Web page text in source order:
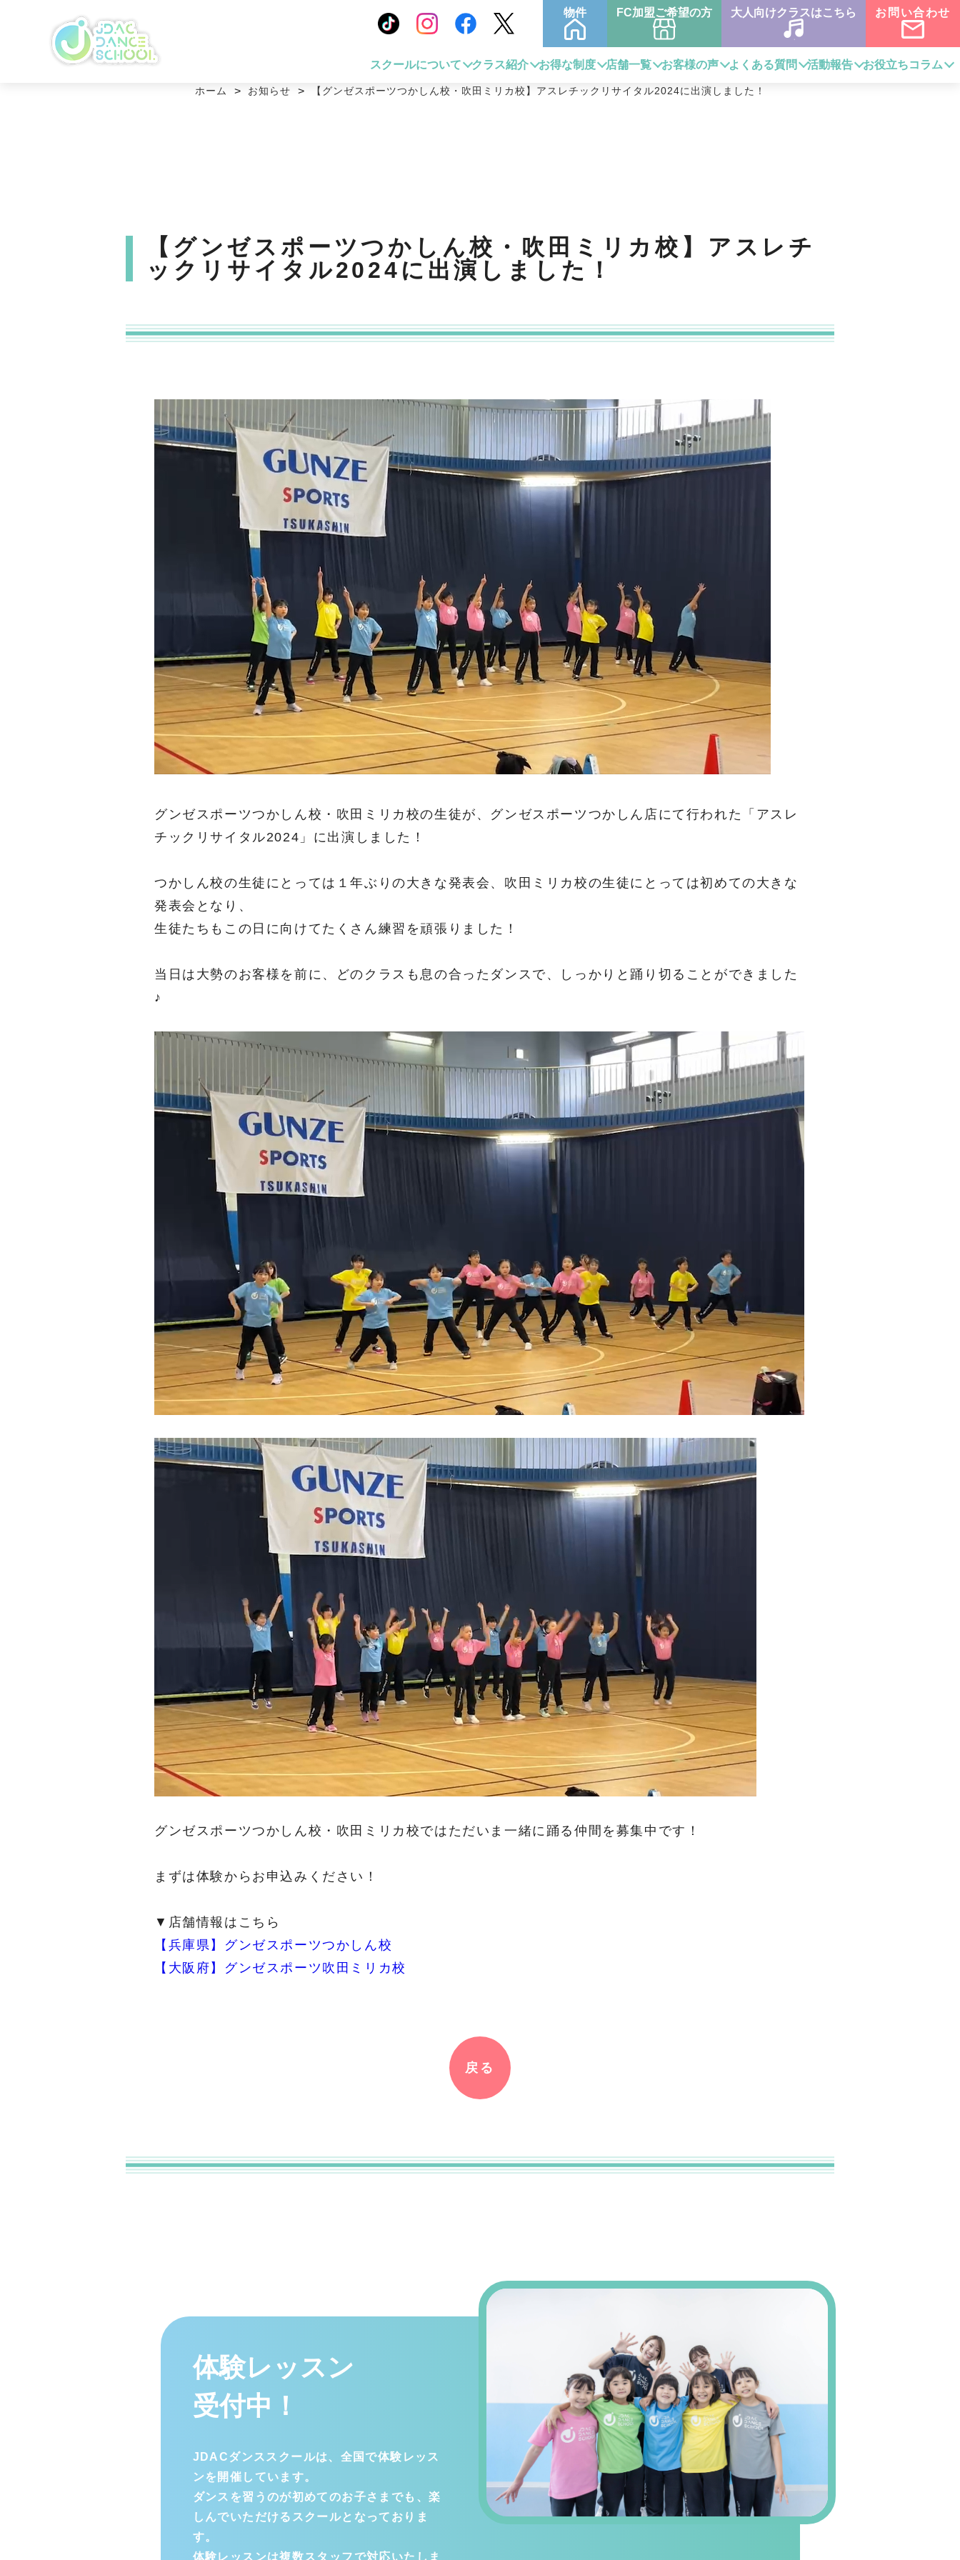
ホーム > お知らせ > 【グンゼスポーツつかしん校・吹田ミリカ校】アスレチックリサイタル2024に出演しました！
物件 FC加盟ご希望の方 大人向けクラスはこちら お問い合わせ
スクールについて クラス紹介 お得な制度 店舗一覧 お客様の声 よくある質問 活動報告 お役立ちコラム
【グンゼスポーツつかしん校・吹田ミリカ校】アスレチ
ックリサイタル2024に出演しました！
グンゼスポーツつかしん校・吹田ミリカ校の生徒が、グンゼスポーツつかしん店にて行われた「アスレ
チックリサイタル2024」に出演しました！
つかしん校の生徒にとっては１年ぶりの大きな発表会、吹田ミリカ校の生徒にとっては初めての大きな
発表会となり、
生徒たちもこの日に向けてたくさん練習を頑張りました！
当日は大勢のお客様を前に、どのクラスも息の合ったダンスで、しっかりと踊り切ることができました
♪
グンゼスポーツつかしん校・吹田ミリカ校ではただいま一緒に踊る仲間を募集中です！
まずは体験からお申込みください！
▼店舗情報はこちら
【兵庫県】グンゼスポーツつかしん校
【大阪府】グンゼスポーツ吹田ミリカ校
戻る
体験レッスン
受付中！
JDACダンススクールは、全国で体験レッス
ンを開催しています。
ダンスを習うのが初めてのお子さまでも、楽
しんでいただけるスクールとなっておりま
す。
体験レッスンは複数スタッフで対応いたしま